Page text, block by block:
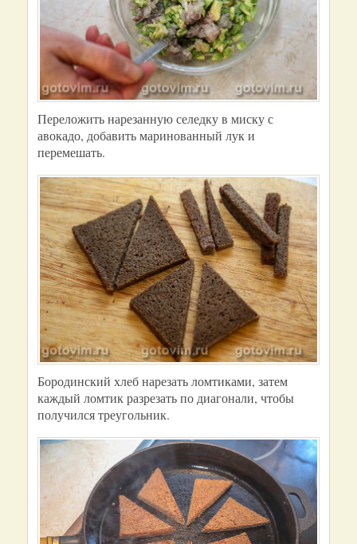
Переложить нарезанную селедку в миску с
авокадо, добавить маринованный лук и
перемешать.
Бородинский хлеб нарезать ломтиками, затем
каждый ломтик разрезать по диагонали, чтобы
получился треугольник.